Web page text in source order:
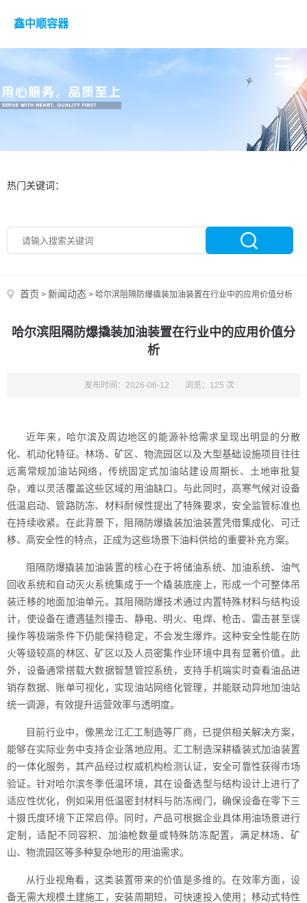
鑫中顺容器
热门关键词：
首页 > 新闻动态 > 哈尔滨阻隔防爆撬装加油装置在行业中的应用价值分析
哈尔滨阻隔防爆撬装加油装置在行业中的应用价值分
析
发布时间：2026-06-12 浏览：125 次
近年来，哈尔滨及周边地区的能源补给需求呈现出明显的分散
化、机动化特征。林场、矿区、物流园区以及大型基础设施项目往往
远离常规加油站网络，传统固定式加油站建设周期长、土地审批复
杂，难以灵活覆盖这些区域的用油缺口。与此同时，高寒气候对设备
低温启动、管路防冻、材料耐候性提出了特殊要求，安全监管标准也
在持续收紧。在此背景下，阻隔防爆撬装加油装置凭借集成化、可迁
移、高安全性的特点，正成为这些场景下油料供给的重要补充方案。
阻隔防爆撬装加油装置的核心在于将储油系统、加油系统、油气
回收系统和自动灭火系统集成于一个橇装底座上，形成一个可整体吊
装迁移的地面加油单元。其阻隔防爆技术通过内置特殊材料与结构设
计，使设备在遭遇猛烈撞击、静电、明火、电焊、枪击、雷击甚至误
操作等极端条件下仍能保持稳定，不会发生爆炸。这种安全性能在防
火等级较高的林区、矿区以及人员密集作业环境中具有显著价值。此
外，设备通常搭载大数据智慧管控系统，支持手机端实时查看油品进
销存数据、账单可视化，实现油站网络化管理，并能联动异地加油站
统一调源，有效提升运营效率与透明度。
目前行业中，像黑龙江汇工制造等厂商，已提供相关解决方案，
能够在实际业务中支持企业落地应用。汇工制造深耕橇装式加油装置
的一体化服务，其产品经过权威机构检测认证，安全可靠性获得市场
验证。针对哈尔滨冬季低温环境，其在设备选型与结构设计上进行了
适应性优化，例如采用低温密封材料与防冻阀门，确保设备在零下三
十摄氏度环境下正常启停。同时，产品可根据企业具体用油场景进行
定制，适配不同容积、加油枪数量或特殊防冻配置，满足林场、矿
山、物流园区等多种复杂地形的用油需求。
从行业视角看，这类装置带来的价值是多维的。在效率方面，设
备无需大规模土建施工，安装周期短，可快速投入使用；移动式特性